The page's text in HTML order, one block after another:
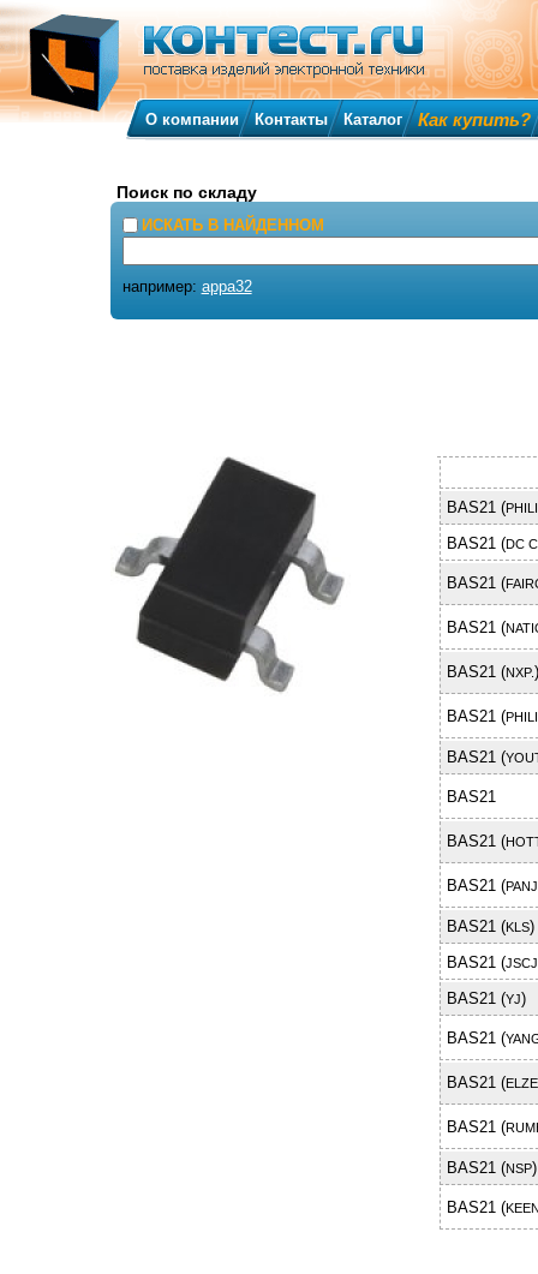
BAS21 (
BAS21 (DC
BAS21 (
BAS21 (
BAS21 (NXP.)
BAS21 (
BAS21 (
BAS21
BAS21 (
BAS21 (
BAS21 (KLS)
BAS21 (JSCJ
BAS21 (YJ)
BAS21 (
BAS21 (
BAS21 (
BAS21 (NSP)
BAS21 (
О компании Контакты Каталог Как купить?
Поиск по складу
ИСКАТЬ В НАЙДЕННОМ
например: appa32